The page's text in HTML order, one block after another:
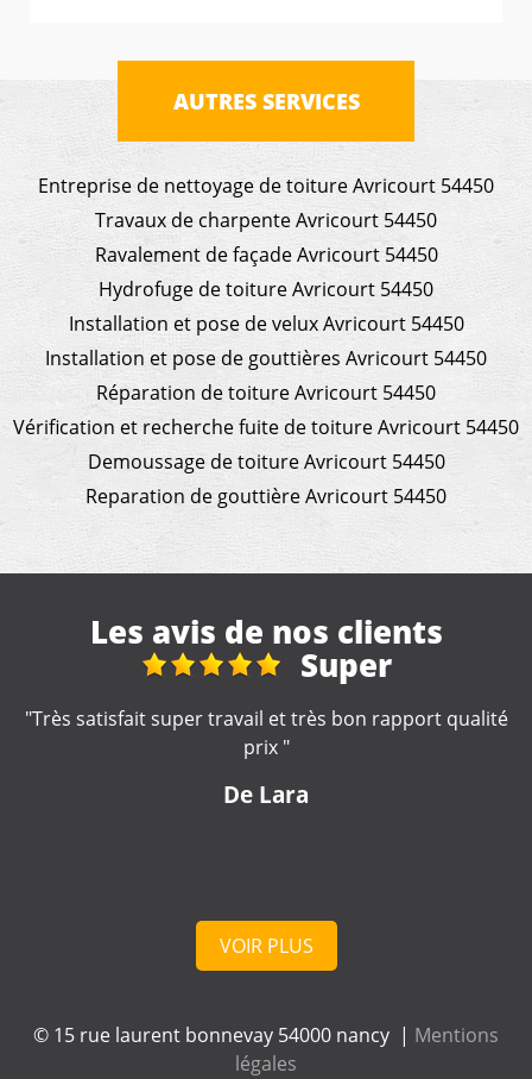
AUTRES SERVICES
Entreprise de nettoyage de toiture Avricourt 54450
Travaux de charpente Avricourt 54450
Ravalement de façade Avricourt 54450
Hydrofuge de toiture Avricourt 54450
Installation et pose de velux Avricourt 54450
Installation et pose de gouttières Avricourt 54450
Réparation de toiture Avricourt 54450
Vérification et recherche fuite de toiture Avricourt 54450
Demoussage de toiture Avricourt 54450
Reparation de gouttière Avricourt 54450
Les avis de nos clients
Réhon, 2 rue aubrion
"Merci, devis rapide, travail qui s'en suit correct. Equipe
de travaux cordiale."
De pascal38
VOIR PLUS
© 15 rue laurent bonnevay 54000 nancy | Mentions
légales